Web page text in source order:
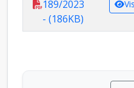
189/2023
- (186KB)